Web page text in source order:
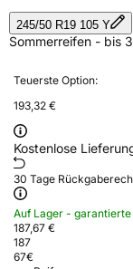
245/50 R19 105 Y
Sommerreifen - bis
Teuerste Option:
193,32 €
Kostenlose
30 Tage
Auf Lager -
187,67 €
187
67€